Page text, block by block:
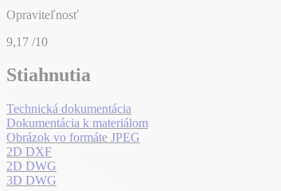
Opraviteľnosť
9,17 /10
Stiahnutia
Technická dokumentácia
Dokumentácia k materiálom
Obrázok vo formáte JPEG
2D DXF
2D DWG
3D DWG